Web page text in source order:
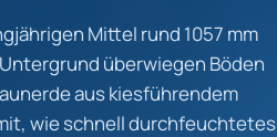
Mittel rund 1057 mm
überwiegen Böden
aus kiesführendem
wie schnell durchfeuchtetes